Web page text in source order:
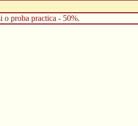
o proba practica - 50%.